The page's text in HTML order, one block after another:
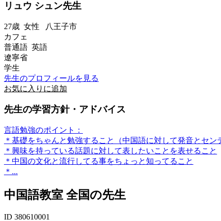
リュウ シュン先生
27歳 女性 八王子市
カフェ
普通語 英語
遼寧省
学生
先生のプロフィールを見る
お気に入りに追加
先生の学習方針・アドバイス
言語勉強のポイント：
＊基礎をちゃんと勉強すること（中国語に対して発音とセン
＊興味を持っている話題に対して表したいことを表せること
＊中国の文化と流行してる事をちょっと知ってること
＊...
中国語教室 全国の先生
ID 380610001